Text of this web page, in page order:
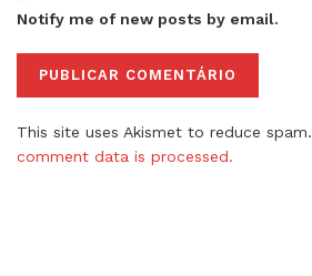
Notify me of new posts by email.
This site uses Akismet to reduce spam.
comment data is processed.